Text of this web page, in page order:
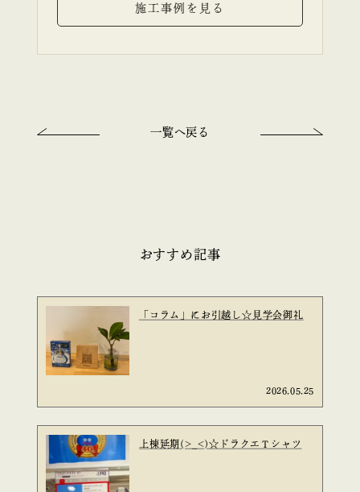
施工事例を見る
一覧へ戻る
おすすめ記事
「コラム」にお引越し☆見学会御礼
2026.05.25
上棟延期(>_<)☆ドラクエＴシャツ